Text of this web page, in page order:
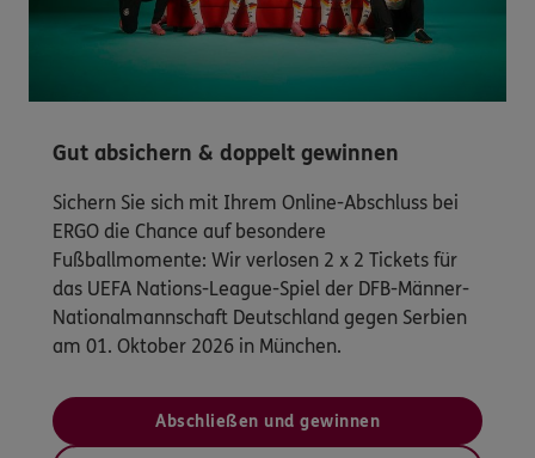
Gut absichern & doppelt gewinnen
Sichern Sie sich mit Ihrem Online-Abschluss bei
ERGO die Chance auf besondere
Fußballmomente: Wir verlosen 2 x 2 Tickets für
das UEFA Nations-League-Spiel der DFB-Männer-
Nationalmannschaft Deutschland gegen Serbien
am 01. Oktober 2026 in München.
Abschließen und gewinnen